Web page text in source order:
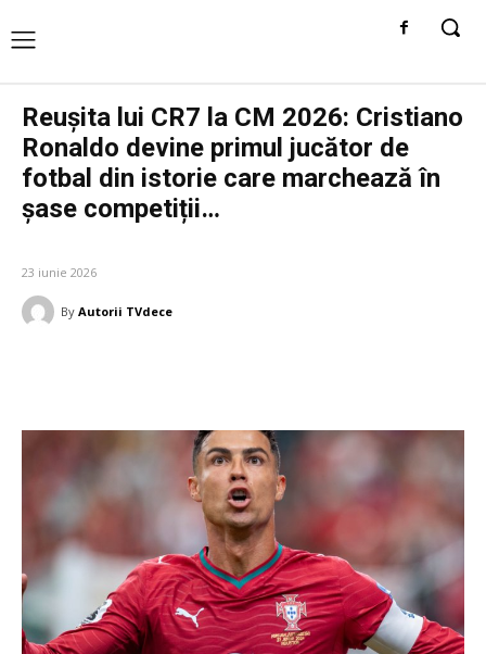
Reușita lui CR7 la CM 2026: Cristiano
Ronaldo devine primul jucător de
fotbal din istorie care marchează în
șase competiții…
23 iunie 2026
By Autorii TVdece